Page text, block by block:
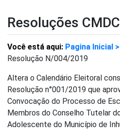
Resoluções
Você está aqui: Pagina Inicial >
Resolução N/004/2019
Altera o Calendário Eleitoral
Resolução n°001/2019 que
Convocação do Processo de
Membros do Conselho Tutelar
Adolescente do Município de